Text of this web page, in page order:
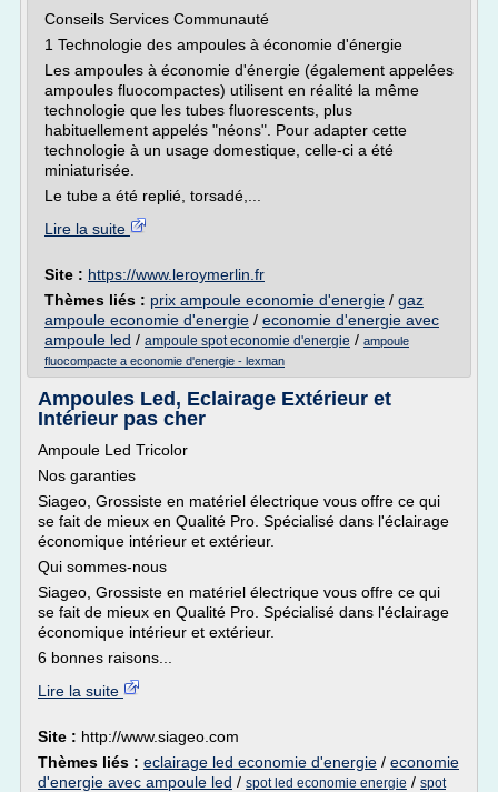
Conseils Services Communauté
1 Technologie des ampoules à économie d'énergie
Les ampoules à économie d'énergie (également appelées
ampoules fluocompactes) utilisent en réalité la même
technologie que les tubes fluorescents, plus
habituellement appelés "néons". Pour adapter cette
technologie à un usage domestique, celle-ci a été
miniaturisée.
Le tube a été replié, torsadé,...
Lire la suite
Site : https://www.leroymerlin.fr
Thèmes liés : prix ampoule economie d'energie / gaz
ampoule economie d'energie / economie d'energie avec
ampoule led / ampoule spot economie d'energie / ampoule
fluocompacte a economie d'energie - lexman
Ampoules Led, Eclairage Extérieur et
Intérieur pas cher
Ampoule Led Tricolor
Nos garanties
Siageo, Grossiste en matériel électrique vous offre ce qui
se fait de mieux en Qualité Pro. Spécialisé dans l'éclairage
économique intérieur et extérieur.
Qui sommes-nous
Siageo, Grossiste en matériel électrique vous offre ce qui
se fait de mieux en Qualité Pro. Spécialisé dans l'éclairage
économique intérieur et extérieur.
6 bonnes raisons...
Lire la suite
Site : http://www.siageo.com
Thèmes liés : eclairage led economie d'energie / economie
d'energie avec ampoule led / spot led economie energie / spot